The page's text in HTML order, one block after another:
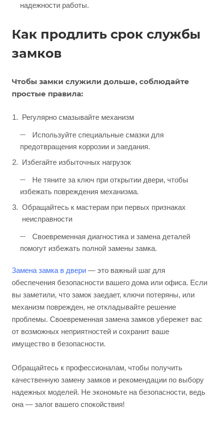
надежности работы.
Как продлить срок службы
замков
Чтобы замки служили дольше, соблюдайте
простые правила:
Регулярно смазывайте механизм
Используйте специальные смазки для
предотвращения коррозии и заедания.
Избегайте избыточных нагрузок
Не тяните за ключ при открытии двери, чтобы
избежать повреждения механизма.
Обращайтесь к мастерам при первых признаках
неисправности
Своевременная диагностика и замена деталей
помогут избежать полной замены замка.
Замена замка в двери — это важный шаг для
обеспечения безопасности вашего дома или офиса. Если
вы заметили, что замок заедает, ключи потеряны, или
механизм поврежден, не откладывайте решение
проблемы. Своевременная замена замков убережет вас
от возможных неприятностей и сохранит ваше
имущество в безопасности.
Обращайтесь к профессионалам, чтобы получить
качественную замену замков и рекомендации по выбору
надежных моделей. Не экономьте на безопасности, ведь
она — залог вашего спокойствия!